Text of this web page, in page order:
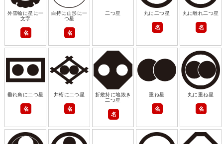
外雪輪に星に一
文字
名
白持に山形に一
つ星
名
二つ星 丸に二つ星
名
丸に離れ二つ星
名
垂れ角に二つ星
名
井桁に二つ星
名
折敷持に地抜き
二つ星
名
重ね星
名
丸に重ね星
名